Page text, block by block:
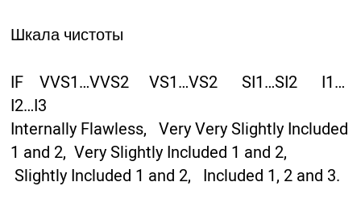
Шкала чистоты
IF VVS1…VVS2 VS1…VS2 SI1…SI2 I1…
I2…I3
Internally Flawless, Very Very Slightly Included
1 and 2, Very Slightly Included 1 and 2,
Slightly Included 1 and 2, Included 1, 2 and 3.